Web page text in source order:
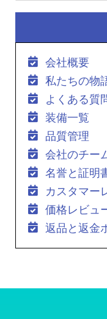
会社概要
私たちの物
よくある質
装備一覧
品質管理
会社のチー
名誉と証明
カスタマー
価格レビュ
返品と返金